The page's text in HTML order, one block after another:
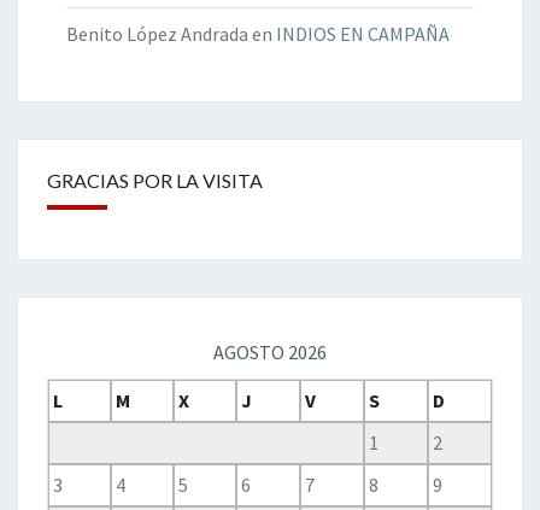
Benito López Andrada en INDIOS EN CAMPAÑA
GRACIAS POR LA VISITA
AGOSTO 2026
L
M X J V S
D
1
2
3
4 5 6 7 8
9